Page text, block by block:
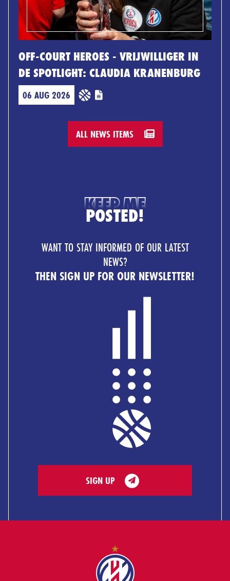
OFF-COURT HEROES - VRIJWILLIGER IN
DE SPOTLIGHT: CLAUDIA KRANENBURG
06 AUG 2026
ALL NEWS ITEMS
KEEP ME
POSTED!
WANT TO STAY INFORMED OF OUR LATEST
NEWS?
THEN SIGN UP FOR OUR NEWSLETTER!
SIGN UP